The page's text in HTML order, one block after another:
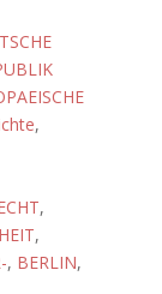
,
,
,
, BERLIN,